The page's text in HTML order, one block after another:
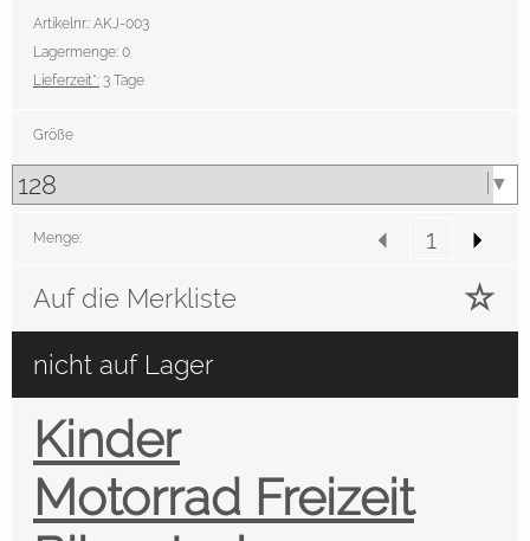
Artikelnr.: AKJ-003
Lagermenge: 0
Lieferzeit*: 3 Tage
Größe
Menge:
Auf die Merkliste
nicht auf Lager
Kinder
Motorrad Freizeit